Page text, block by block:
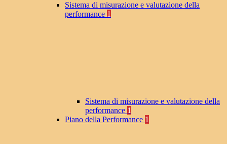
Sistema di misurazione e valutazione della
performance 1
Sistema di misurazione e valutazione della
performance 1
Piano della Performance 1